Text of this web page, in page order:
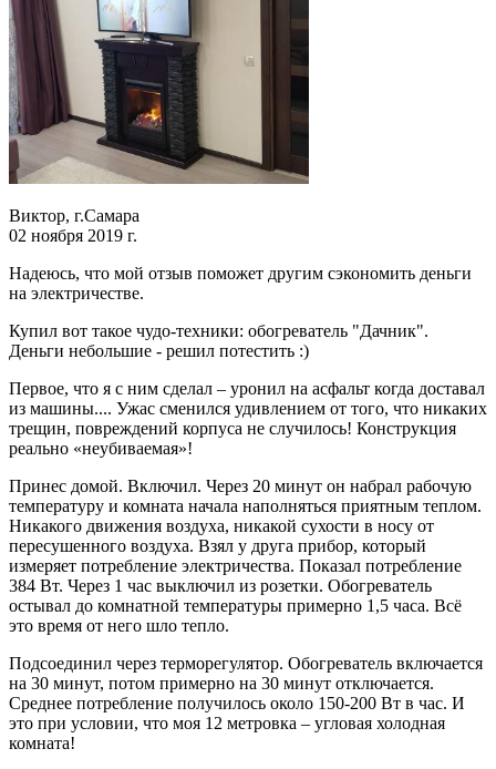
Виктор, г.Самара
02 ноября 2019 г.
Надеюсь, что мой отзыв поможет другим сэкономить деньги
на электричестве.
Купил вот такое чудо-техники: обогреватель "Дачник".
Деньги небольшие - решил потестить :)
Первое, что я с ним сделал – уронил на асфальт когда доставал
из машины.... Ужас сменился удивлением от того, что никаких
трещин, повреждений корпуса не случилось! Конструкция
реально «неубиваемая»!
Принес домой. Включил. Через 20 минут он набрал рабочую
температуру и комната начала наполняться приятным теплом.
Никакого движения воздуха, никакой сухости в носу от
пересушенного воздуха. Взял у друга прибор, который
измеряет потребление электричества. Показал потребление
384 Вт. Через 1 час выключил из розетки. Обогреватель
остывал до комнатной температуры примерно 1,5 часа. Всё
это время от него шло тепло.
Подсоединил через терморегулятор. Обогреватель включается
на 30 минут, потом примерно на 30 минут отключается.
Среднее потребление получилось около 150-200 Вт в час. И
это при условии, что моя 12 метровка – угловая холодная
комната!